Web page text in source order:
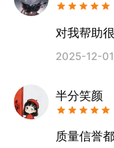
对我帮助
2025-12-01
半分笑颜
质量信誉